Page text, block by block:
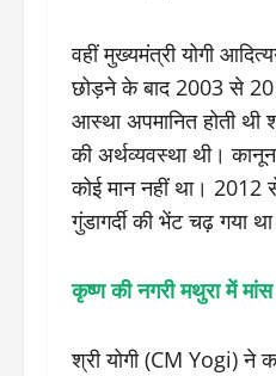
वहीं मुख्यमंत्री योगी
छोड़ने के बाद 2003 से
आस्था अपमानित होती थी
की अर्थव्यवस्था थी।
कोई मान नहीं था।
गुंडागर्दी की भेंट चढ़ गया
कृष्ण की नगरी मथुरा में
श्री योगी (CM Yogi) ने